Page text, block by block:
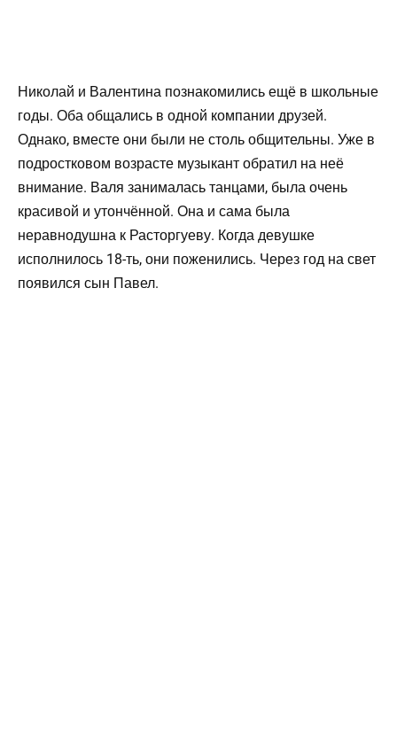
Николай и Валентина познакомились ещё в школьные
годы. Оба общались в одной компании друзей.
Однако, вместе они были не столь общительны. Уже в
подростковом возрасте музыкант обратил на неё
внимание. Валя занималась танцами, была очень
красивой и утончённой. Она и сама была
неравнодушна к Расторгуеву. Когда девушке
исполнилось 18-ть, они поженились. Через год на свет
появился сын Павел.